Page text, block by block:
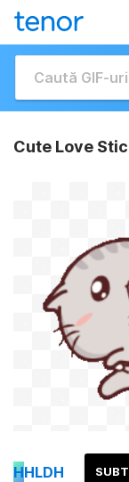
Cute Love
HHLDH